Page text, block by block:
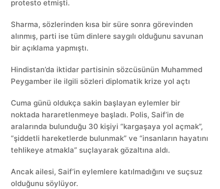
protesto etmişti.
Sharma, sözlerinden kısa bir süre sonra görevinden
alınmış, parti ise tüm dinlere saygılı olduğunu savunan
bir açıklama yapmıştı.
Hindistan’da iktidar partisinin sözcüsünün Muhammed
Peygamber ile ilgili sözleri diplomatik krize yol açtı
Cuma günü oldukça sakin başlayan eylemler bir
noktada hararetlenmeye başladı. Polis, Saif’in de
aralarında bulunduğu 30 kişiyi “kargaşaya yol açmak”,
“şiddetli hareketlerde bulunmak” ve “insanların hayatını
tehlikeye atmakla” suçlayarak gözaltına aldı.
Ancak ailesi, Saif’in eylemlere katılmadığını ve suçsuz
olduğunu söylüyor.